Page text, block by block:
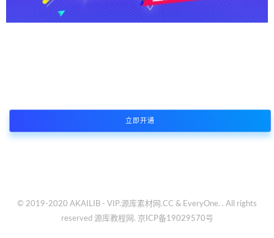
立即开通
© 2019-2020 AKAILIB - VIP.源库素材网.CC & EveryOne. . All rights
reserved 源库教程网. 京ICP备19029570号